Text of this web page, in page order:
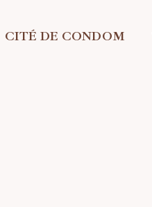
CITÉ DE CONDOM